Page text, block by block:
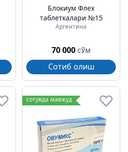
Блокиум Флех
таблеткалари №15
Аргентина
70 000 СЎМ
Сотиб олиш
сотувда мавжуд